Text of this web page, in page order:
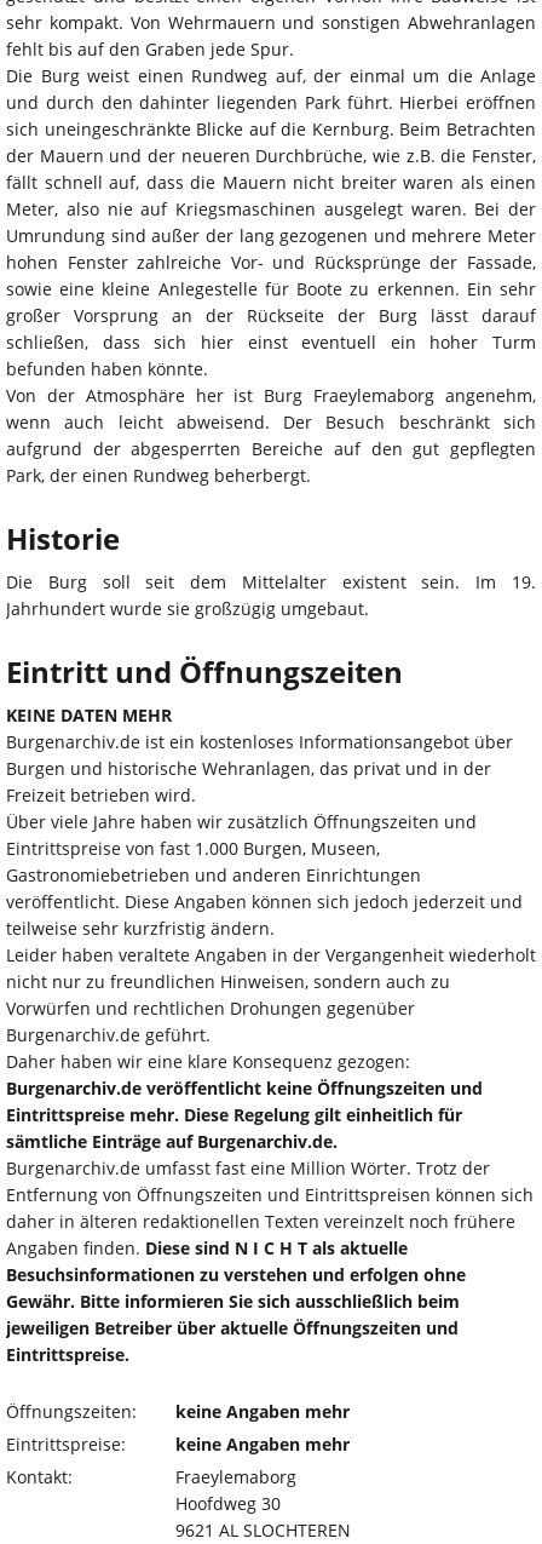
sehr kompakt. Von Wehrmauern und sonstigen Abwehranlagen
fehlt bis auf den Graben jede Spur.
Die Burg weist einen Rundweg auf, der einmal um die Anlage
und durch den dahinter liegenden Park führt. Hierbei eröffnen
sich uneingeschränkte Blicke auf die Kernburg. Beim Betrachten
der Mauern und der neueren Durchbrüche, wie z.B. die Fenster,
fällt schnell auf, dass die Mauern nicht breiter waren als einen
Meter, also nie auf Kriegsmaschinen ausgelegt waren. Bei der
Umrundung sind außer der lang gezogenen und mehrere Meter
hohen Fenster zahlreiche Vor- und Rücksprünge der Fassade,
sowie eine kleine Anlegestelle für Boote zu erkennen. Ein sehr
großer Vorsprung an der Rückseite der Burg lässt darauf
schließen, dass sich hier einst eventuell ein hoher Turm
befunden haben könnte.
Von der Atmosphäre her ist Burg Fraeylemaborg angenehm,
wenn auch leicht abweisend. Der Besuch beschränkt sich
aufgrund der abgesperrten Bereiche auf den gut gepflegten
Park, der einen Rundweg beherbergt.
Historie
Die Burg soll seit dem Mittelalter existent sein. Im 19.
Jahrhundert wurde sie großzügig umgebaut.
Eintritt und Öffnungszeiten
KEINE DATEN MEHR
Burgenarchiv.de ist ein kostenloses Informationsangebot über
Burgen und historische Wehranlagen, das privat und in der
Freizeit betrieben wird.
Über viele Jahre haben wir zusätzlich Öffnungszeiten und
Eintrittspreise von fast 1.000 Burgen, Museen,
Gastronomiebetrieben und anderen Einrichtungen
veröffentlicht. Diese Angaben können sich jedoch jederzeit und
teilweise sehr kurzfristig ändern.
Leider haben veraltete Angaben in der Vergangenheit wiederholt
nicht nur zu freundlichen Hinweisen, sondern auch zu
Vorwürfen und rechtlichen Drohungen gegenüber
Burgenarchiv.de geführt.
Daher haben wir eine klare Konsequenz gezogen:
Burgenarchiv.de veröffentlicht keine Öffnungszeiten und
Eintrittspreise mehr. Diese Regelung gilt einheitlich für
sämtliche Einträge auf Burgenarchiv.de.
Burgenarchiv.de umfasst fast eine Million Wörter. Trotz der
Entfernung von Öffnungszeiten und Eintrittspreisen können sich
daher in älteren redaktionellen Texten vereinzelt noch frühere
Angaben finden. Diese sind N I C H T als aktuelle
Besuchsinformationen zu verstehen und erfolgen ohne
Gewähr. Bitte informieren Sie sich ausschließlich beim
jeweiligen Betreiber über aktuelle Öffnungszeiten und
Eintrittspreise.
Öffnungszeiten:
keine Angaben mehr
Eintrittspreise:
keine Angaben mehr
Kontakt:
Fraeylemaborg
Hoofdweg 30
9621 AL SLOCHTEREN